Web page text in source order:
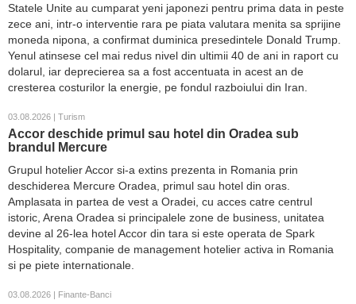
Statele Unite au cumparat yeni japonezi pentru prima data in peste
zece ani, intr-o interventie rara pe piata valutara menita sa sprijine
moneda nipona, a confirmat duminica presedintele Donald Trump.
Yenul atinsese cel mai redus nivel din ultimii 40 de ani in raport cu
dolarul, iar deprecierea sa a fost accentuata in acest an de
cresterea costurilor la energie, pe fondul razboiului din Iran.
03.08.2026 | Turism
Accor deschide primul sau hotel din Oradea sub
brandul Mercure
Grupul hotelier Accor si-a extins prezenta in Romania prin
deschiderea Mercure Oradea, primul sau hotel din oras.
Amplasata in partea de vest a Oradei, cu acces catre centrul
istoric, Arena Oradea si principalele zone de business, unitatea
devine al 26-lea hotel Accor din tara si este operata de Spark
Hospitality, companie de management hotelier activa in Romania
si pe piete internationale.
03.08.2026 | Finante-Banci